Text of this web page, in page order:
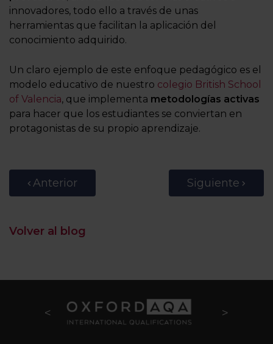
innovadores, todo ello a través de unas
herramientas que facilitan la aplicación del
conocimiento adquirido.
Un claro ejemplo de este enfoque pedagógico es el
modelo educativo de nuestro colegio British School
of Valencia, que implementa metodologías activas
para hacer que los estudiantes se conviertan en
protagonistas de su propio aprendizaje.
Anterior Siguiente
Volver al blog